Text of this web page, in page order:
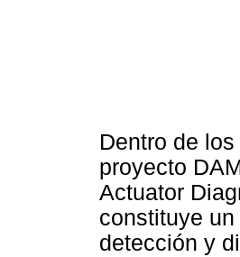
Dentro de
proyecto
Actuator
constituye
detección y